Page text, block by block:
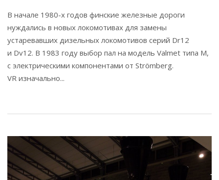
В начале 1980-х годов финские железные дороги
нуждались в новых локомотивах для замены
устаревавших дизельных локомотивов серий Dr12
и Dv12. В 1983 году выбор пал на модель Valmet типа M,
с электрическими компонентами от Strömberg.
VR изначально...